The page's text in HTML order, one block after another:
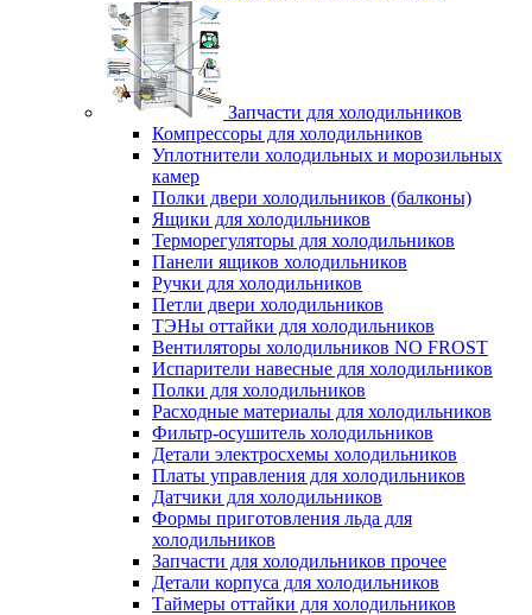
Запчасти для холодильников
Компрессоры для холодильников
Уплотнители холодильных и морозильных
камер
Полки двери холодильников (балконы)
Ящики для холодильников
Терморегуляторы для холодильников
Панели ящиков холодильников
Ручки для холодильников
Петли двери холодильников
ТЭНы оттайки для холодильников
Вентиляторы холодильников NO FROST
Испарители навесные для холодильников
Полки для холодильников
Расходные материалы для холодильников
Фильтр-осушитель холодильников
Детали электросхемы холодильников
Платы управления для холодильников
Датчики для холодильников
Формы приготовления льда для
холодильников
Запчасти для холодильников прочее
Детали корпуса для холодильников
Таймеры оттайки для холодильников